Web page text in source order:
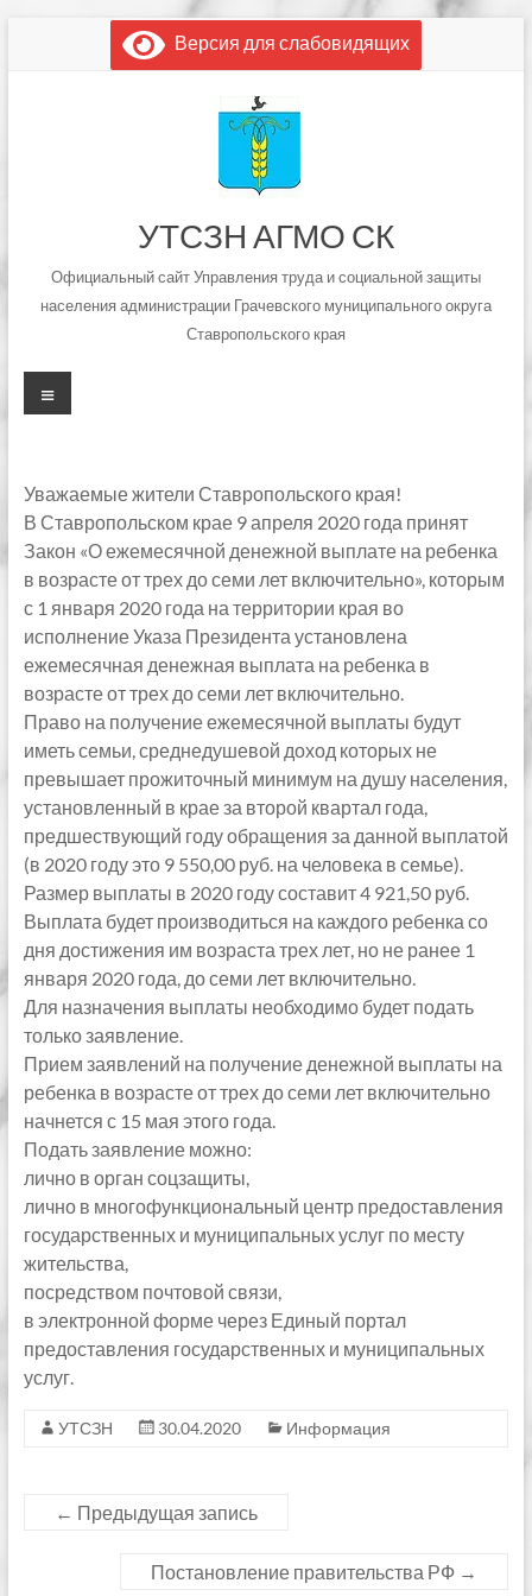
содержимому
Версия для слабовидящих
УТСЗН АГМО СК
Официальный сайт Управления труда и социальной защиты
населения администрации Грачевского муниципального округа
Ставропольского края
Меню
Уважаемые жители Ставропольского края!
В Ставропольском крае 9 апреля 2020 года принят
Закон «О ежемесячной денежной выплате на ребенка
в возрасте от трех до семи лет включительно», которым
с 1 января 2020 года на территории края во
исполнение Указа Президента установлена
ежемесячная денежная выплата на ребенка в
возрасте от трех до семи лет включительно.
Право на получение ежемесячной выплаты будут
иметь семьи, среднедушевой доход которых не
превышает прожиточный минимум на душу населения,
установленный в крае за второй квартал года,
предшествующий году обращения за данной выплатой
(в 2020 году это 9 550,00 руб. на человека в семье).
Размер выплаты в 2020 году составит 4 921,50 руб.
Выплата будет производиться на каждого ребенка со
дня достижения им возраста трех лет, но не ранее 1
января 2020 года, до семи лет включительно.
Для назначения выплаты необходимо будет подать
только заявление.
Прием заявлений на получение денежной выплаты на
ребенка в возрасте от трех до семи лет включительно
начнется с 15 мая этого года.
Подать заявление можно:
лично в орган соцзащиты,
лично в многофункциональный центр предоставления
государственных и муниципальных услуг по месту
жительства,
посредством почтовой связи,
в электронной форме через Единый портал
предоставления государственных и муниципальных
услуг.
УТСЗН 30.04.2020 Информация
← Предыдущая запись
Постановление правительства РФ →